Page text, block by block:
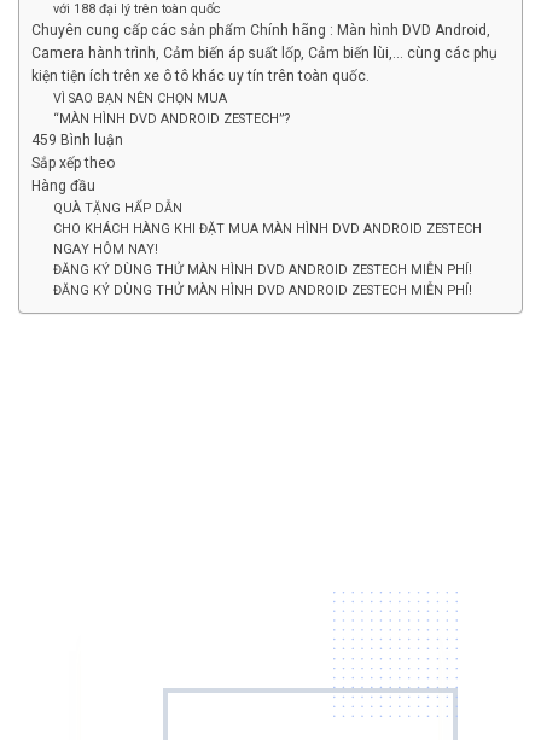
với 188 đại lý trên toàn quốc
Chuyên cung cấp các sản phẩm Chính hãng : Màn hình DVD Android,
Camera hành trình, Cảm biến áp suất lốp, Cảm biến lùi,… cùng các phụ
kiện tiện ích trên xe ô tô khác uy tín trên toàn quốc.
VÌ SAO BẠN NÊN CHỌN MUA
“MÀN HÌNH DVD ANDROID ZESTECH”?
459 Bình luận
Sắp xếp theo
Hàng đầu
QUÀ TẶNG HẤP DẪN
CHO KHÁCH HÀNG KHI ĐẶT MUA MÀN HÌNH DVD ANDROID ZESTECH
NGAY HÔM NAY!
ĐĂNG KÝ DÙNG THỬ MÀN HÌNH DVD ANDROID ZESTECH MIỄN PHÍ!
ĐĂNG KÝ DÙNG THỬ MÀN HÌNH DVD ANDROID ZESTECH MIỄN PHÍ!